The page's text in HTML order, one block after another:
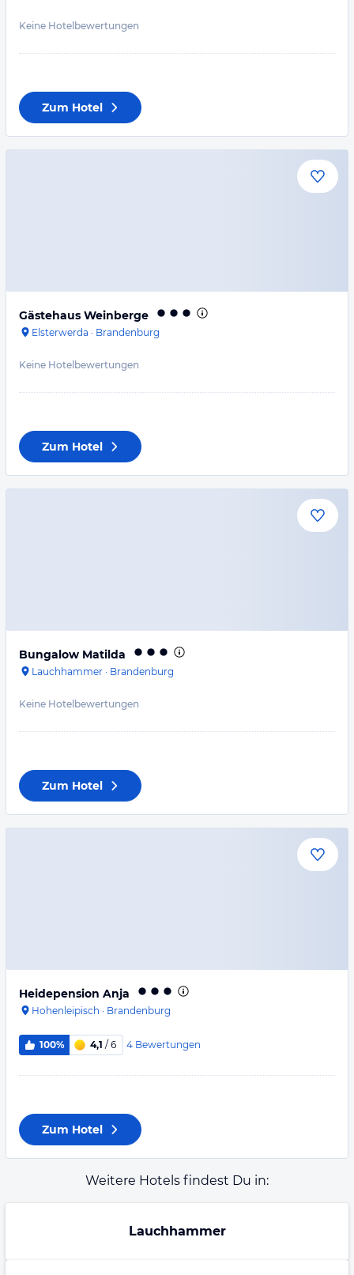
Keine Hotelbewertungen
Zum Hotel
Gästehaus Weinberge
Elsterwerda · Brandenburg
Keine Hotelbewertungen
Zum Hotel
Bungalow Matilda
Lauchhammer · Brandenburg
Keine Hotelbewertungen
Zum Hotel
Heidepension Anja
Hohenleipisch · Brandenburg
100% 4,1 / 6 4 Bewertungen
Zum Hotel
Weitere Hotels findest Du in:
Lauchhammer